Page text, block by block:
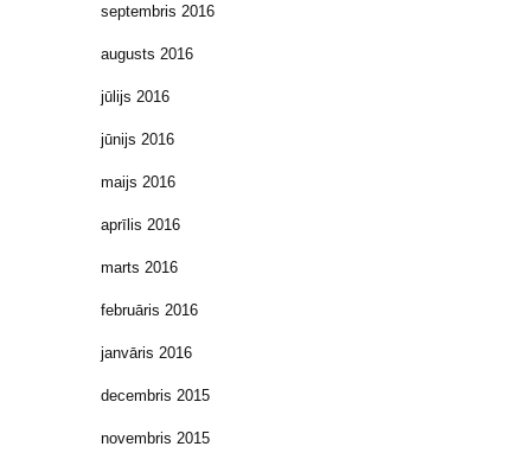
septembris 2016
augusts 2016
jūlijs 2016
jūnijs 2016
maijs 2016
aprīlis 2016
marts 2016
februāris 2016
janvāris 2016
decembris 2015
novembris 2015